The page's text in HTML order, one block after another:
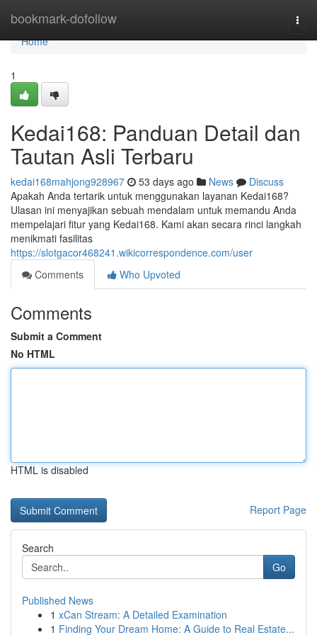
bookmark-dofollow
Home
Home
1
Kedai168: Panduan Detail dan
Tautan Asli Terbaru
kedai168mahjong928967 53 days ago News
Discuss
Apakah Anda tertarik untuk menggunakan layanan Kedai168?
Ulasan ini menyajikan sebuah mendalam untuk memandu Anda
mempelajari fitur yang Kedai168. Kami akan secara rinci langkah
menikmati fasilitas
https://slotgacor468241.wikicorrespondence.com/user
Comments
Who Upvoted
Comments
Submit a Comment
No HTML
HTML is disabled
Report Page
Search
Go
Published News
1 xCan Stream: A Detailed Examination
1 Finding Your Dream Home: A Guide to Real Estate...